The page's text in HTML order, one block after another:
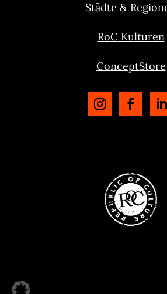
Städte &
RoC Kulturen
ConceptStore